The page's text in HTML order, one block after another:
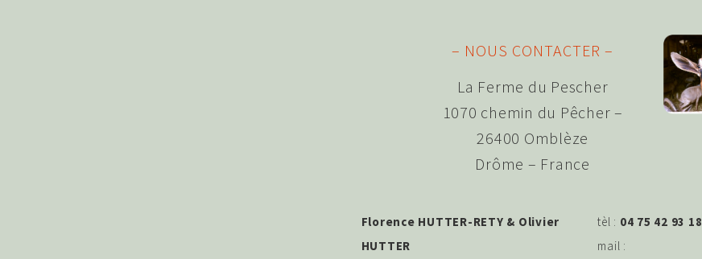
– NOUS CONTACTER –
La Ferme du Pescher
1070 chemin du Pêcher –
26400 Omblèze
Drôme – France
Florence HUTTER-RETY & Olivier
HUTTER
tèl : 04 75 42 93 18
mail :